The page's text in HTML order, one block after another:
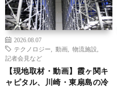
2026.08.07
テクノロジー
動画 物流施設
記者会見など
【現地取材・動画】霞ヶ関キ
ャピタル、川崎・東扇島の冷